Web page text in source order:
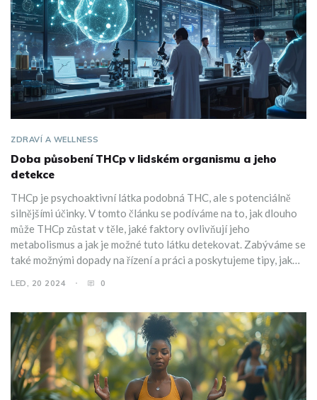
ZDRAVÍ A WELLNESS
Doba působení THCp v lidském organismu a jeho
detekce
THCp je psychoaktivní látka podobná THC, ale s potenciálně
silnějšími účinky. V tomto článku se podíváme na to, jak dlouho
může THCp zůstat v těle, jaké faktory ovlivňují jeho
metabolismus a jak je možné tuto látku detekovat. Zabýváme se
také možnými dopady na řízení a práci a poskytujeme tipy, jak
LED, 20 2024 0